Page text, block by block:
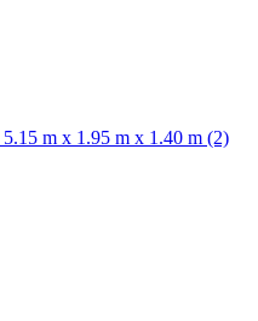
5.15 m x 1.95 m x 1.40 m (2)